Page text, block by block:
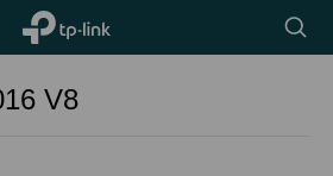
TP-Link,
Reliably
搜
尋
V8